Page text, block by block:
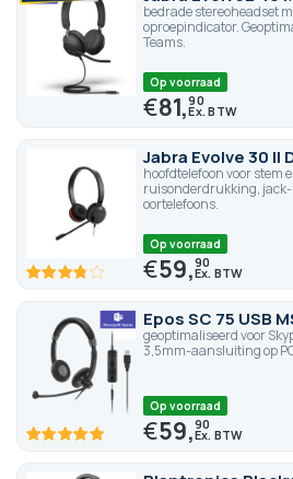
bedrade stereoheadset
oproepindicator.
Teams.
Op voorraad
€81,90
Jabra Evolve 30 II
hoofdtelefoon voor stem
ruisonderdrukking,
oortelefoons.
75 100
Op voorraad
€59,90
Epos SC 75 USB
geoptimaliseerd voor
3,5mm-aansluiting op
100 100
Op voorraad
€59,90